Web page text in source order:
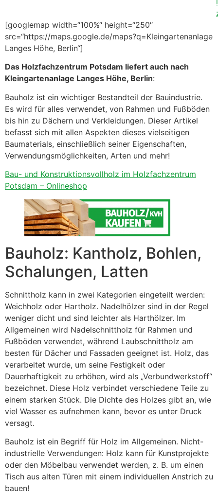
[googlemap width=“100%“ height=“250″
src=“https://maps.google.de/maps?q=Kleingartenanlage
Langes Höhe, Berlin“]
Das Holzfachzentrum Potsdam liefert auch nach
Kleingartenanlage Langes Höhe, Berlin:
Bauholz ist ein wichtiger Bestandteil der Bauindustrie.
Es wird für alles verwendet, von Rahmen und Fußböden
bis hin zu Dächern und Verkleidungen. Dieser Artikel
befasst sich mit allen Aspekten dieses vielseitigen
Baumaterials, einschließlich seiner Eigenschaften,
Verwendungsmöglichkeiten, Arten und mehr!
Bau- und Konstruktionsvollholz im Holzfachzentrum
Potsdam – Onlineshop
Bauholz: Kantholz, Bohlen,
Schalungen, Latten
Schnittholz kann in zwei Kategorien eingeteilt werden:
Weichholz oder Hartholz. Nadelhölzer sind in der Regel
weniger dicht und sind leichter als Harthölzer. Im
Allgemeinen wird Nadelschnittholz für Rahmen und
Fußböden verwendet, während Laubschnittholz am
besten für Dächer und Fassaden geeignet ist. Holz, das
verarbeitet wurde, um seine Festigkeit oder
Dauerhaftigkeit zu erhöhen, wird als „Verbundwerkstoff“
bezeichnet. Diese Holz verbindet verschiedene Teile zu
einem starken Stück. Die Dichte des Holzes gibt an, wie
viel Wasser es aufnehmen kann, bevor es unter Druck
versagt.
Bauholz ist ein Begriff für Holz im Allgemeinen. Nicht-
industrielle Verwendungen: Holz kann für Kunstprojekte
oder den Möbelbau verwendet werden, z. B. um einen
Tisch aus alten Türen mit einem individuellen Anstrich zu
bauen!